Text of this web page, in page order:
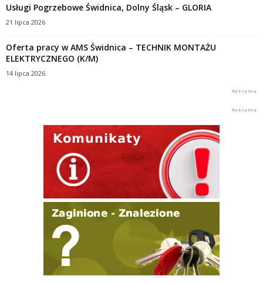
Usługi Pogrzebowe Świdnica, Dolny Śląsk – GLORIA
21 lipca 2026
Oferta pracy w AMS Świdnica – TECHNIK MONTAŻU
ELEKTRYCZNEGO (K/M)
14 lipca 2026